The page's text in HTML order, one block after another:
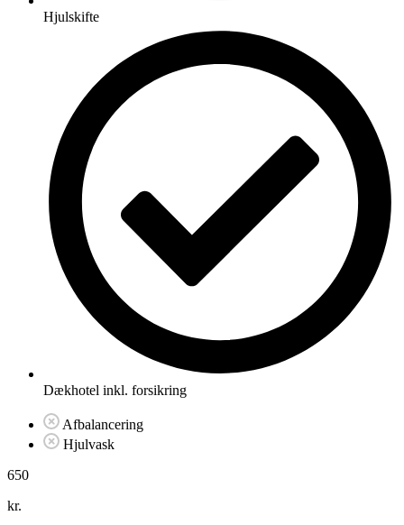
Hjulskifte
Dækhotel inkl. forsikring
Afbalancering
Hjulvask
650
kr.